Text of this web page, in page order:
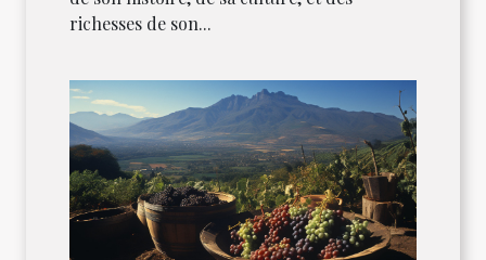
richesses de son...